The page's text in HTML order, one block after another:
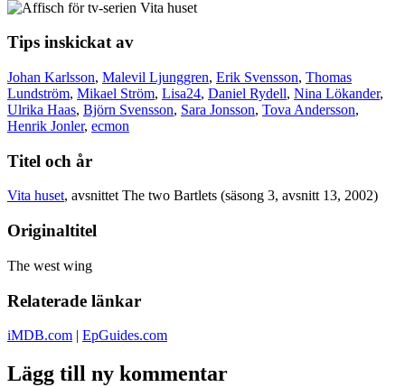
Tips inskickat av
Johan Karlsson, Malevil Ljunggren, Erik Svensson, Thomas
Lundström, Mikael Ström, Lisa24, Daniel Rydell, Nina Lökander,
Ulrika Haas, Björn Svensson, Sara Jonsson, Tova Andersson,
Henrik Jonler, ecmon
Titel och år
Vita huset, avsnittet The two Bartlets (säsong 3, avsnitt 13, 2002)
Originaltitel
The west wing
Relaterade länkar
iMDB.com | EpGuides.com
Lägg till ny kommentar